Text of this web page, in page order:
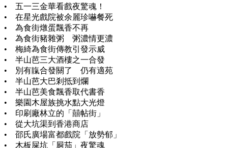
• 五一三金華看戲夜驚魂！
• 在星光戲院被余麗珍嚇餐死
• 為食街燉蛋飄香不再
• 為食街豬雜粥 粥濃情更濃
• 梅綺為食街傳教引發示威
• 半山芭三大酒樓之一合發
• 別有靝合發關了 仍有適苑
• 半山芭大巴剎抵到爛
• 半山芭美食飄香取代書香
• 樂園木屋族挑水點大光燈
• 印刷廠林立的「囍帖街」
• 從大坑渠到香港商店
• 邵氏廣場富都戲院「放勢郁」
• 木板屎坑「屙茄」夜驚魂